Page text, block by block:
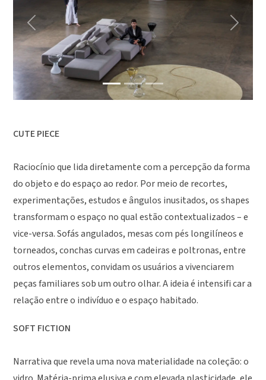
Previous Next
CUTE PIECE
Raciocínio que lida diretamente com a percepção da forma
do objeto e do espaço ao redor. Por meio de recortes,
experimentações, estudos e ângulos inusitados, os shapes
transformam o espaço no qual estão contextualizados – e
vice-versa. Sofás angulados, mesas com pés longilíneos e
torneados, conchas curvas em cadeiras e poltronas, entre
outros elementos, convidam os usuários a vivenciarem
peças familiares sob um outro olhar. A ideia é intensifi car a
relação entre o indivíduo e o espaço habitado.
SOFT FICTION
Narrativa que revela uma nova materialidade na coleção: o